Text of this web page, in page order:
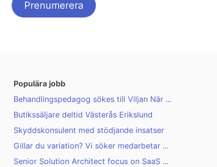
Populära jobb
Behandlingspedagog sökes till Viljan När ...
Butikssäljare deltid Västerås Erikslund
Skyddskonsulent med stödjande insatser
Gillar du variation? Vi söker medarbetar ...
Senior Solution Architect focus on SaaS ...